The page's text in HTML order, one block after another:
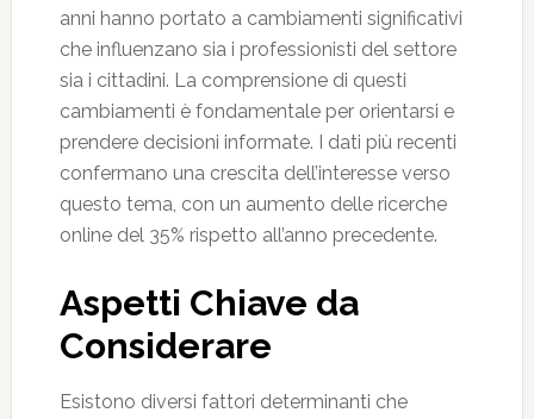
anni hanno portato a cambiamenti significativi
che influenzano sia i professionisti del settore
sia i cittadini. La comprensione di questi
cambiamenti è fondamentale per orientarsi e
prendere decisioni informate. I dati più recenti
confermano una crescita dell’interesse verso
questo tema, con un aumento delle ricerche
online del 35% rispetto all’anno precedente.
Aspetti Chiave da
Considerare
Esistono diversi fattori determinanti che